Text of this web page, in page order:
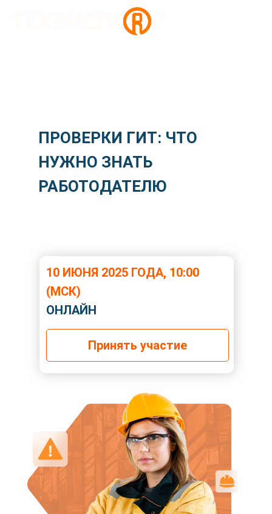
ПРОВЕРКИ ГИТ: ЧТО
НУЖНО ЗНАТЬ
РАБОТОДАТЕЛЮ
10 ИЮНЯ 2025 ГОДА, 10:00
(МСК)
ОНЛАЙН
Принять участие